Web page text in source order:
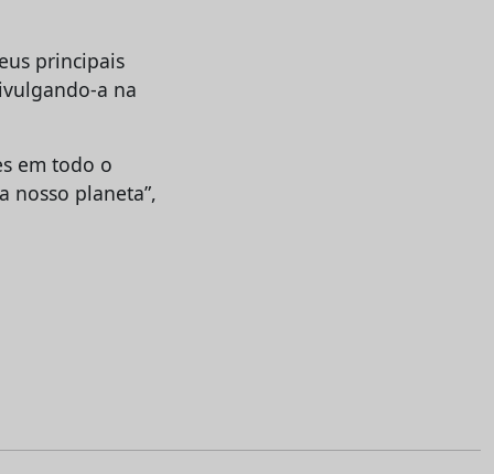
principais
a na
em todo o
nosso planeta”,